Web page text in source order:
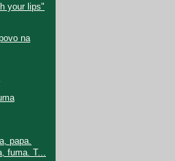
your lips"
na
papa.
fuma. T...